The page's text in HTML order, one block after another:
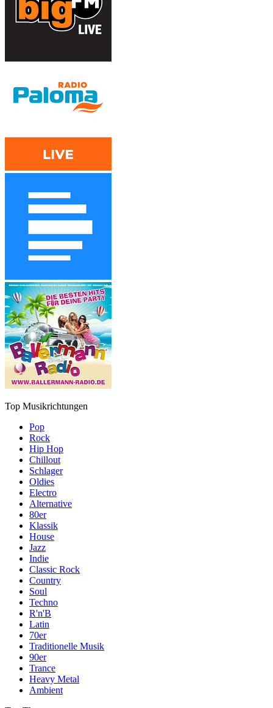
Top Musikrichtungen
Pop
Rock
Hip Hop
Chillout
Schlager
Oldies
Electro
Alternative
80er
Klassik
House
Jazz
Indie
Classic Rock
Country
Soul
Techno
R'n'B
Latin
70er
Traditionelle Musik
90er
Trance
Heavy Metal
Ambient